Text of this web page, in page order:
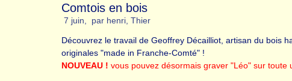
Comtois en bois
7 juin par henri Thier
Découvrez le travail de Geoffrey Décailliot, artisan du bois
originales "made in Franche-Comté" !
NOUVEAU ! vous pouvez désormais graver "Léo" sur toute